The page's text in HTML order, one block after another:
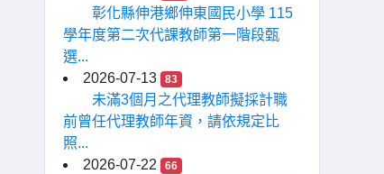
彰化縣伸港鄉伸東國民小學 115
學年度第二次代課教師第一階段甄
選...
2026-07-13
83
未滿3個月之代理教師擬採計職
前曾任代理教師年資，請依規定比
照...
2026-07-22
66